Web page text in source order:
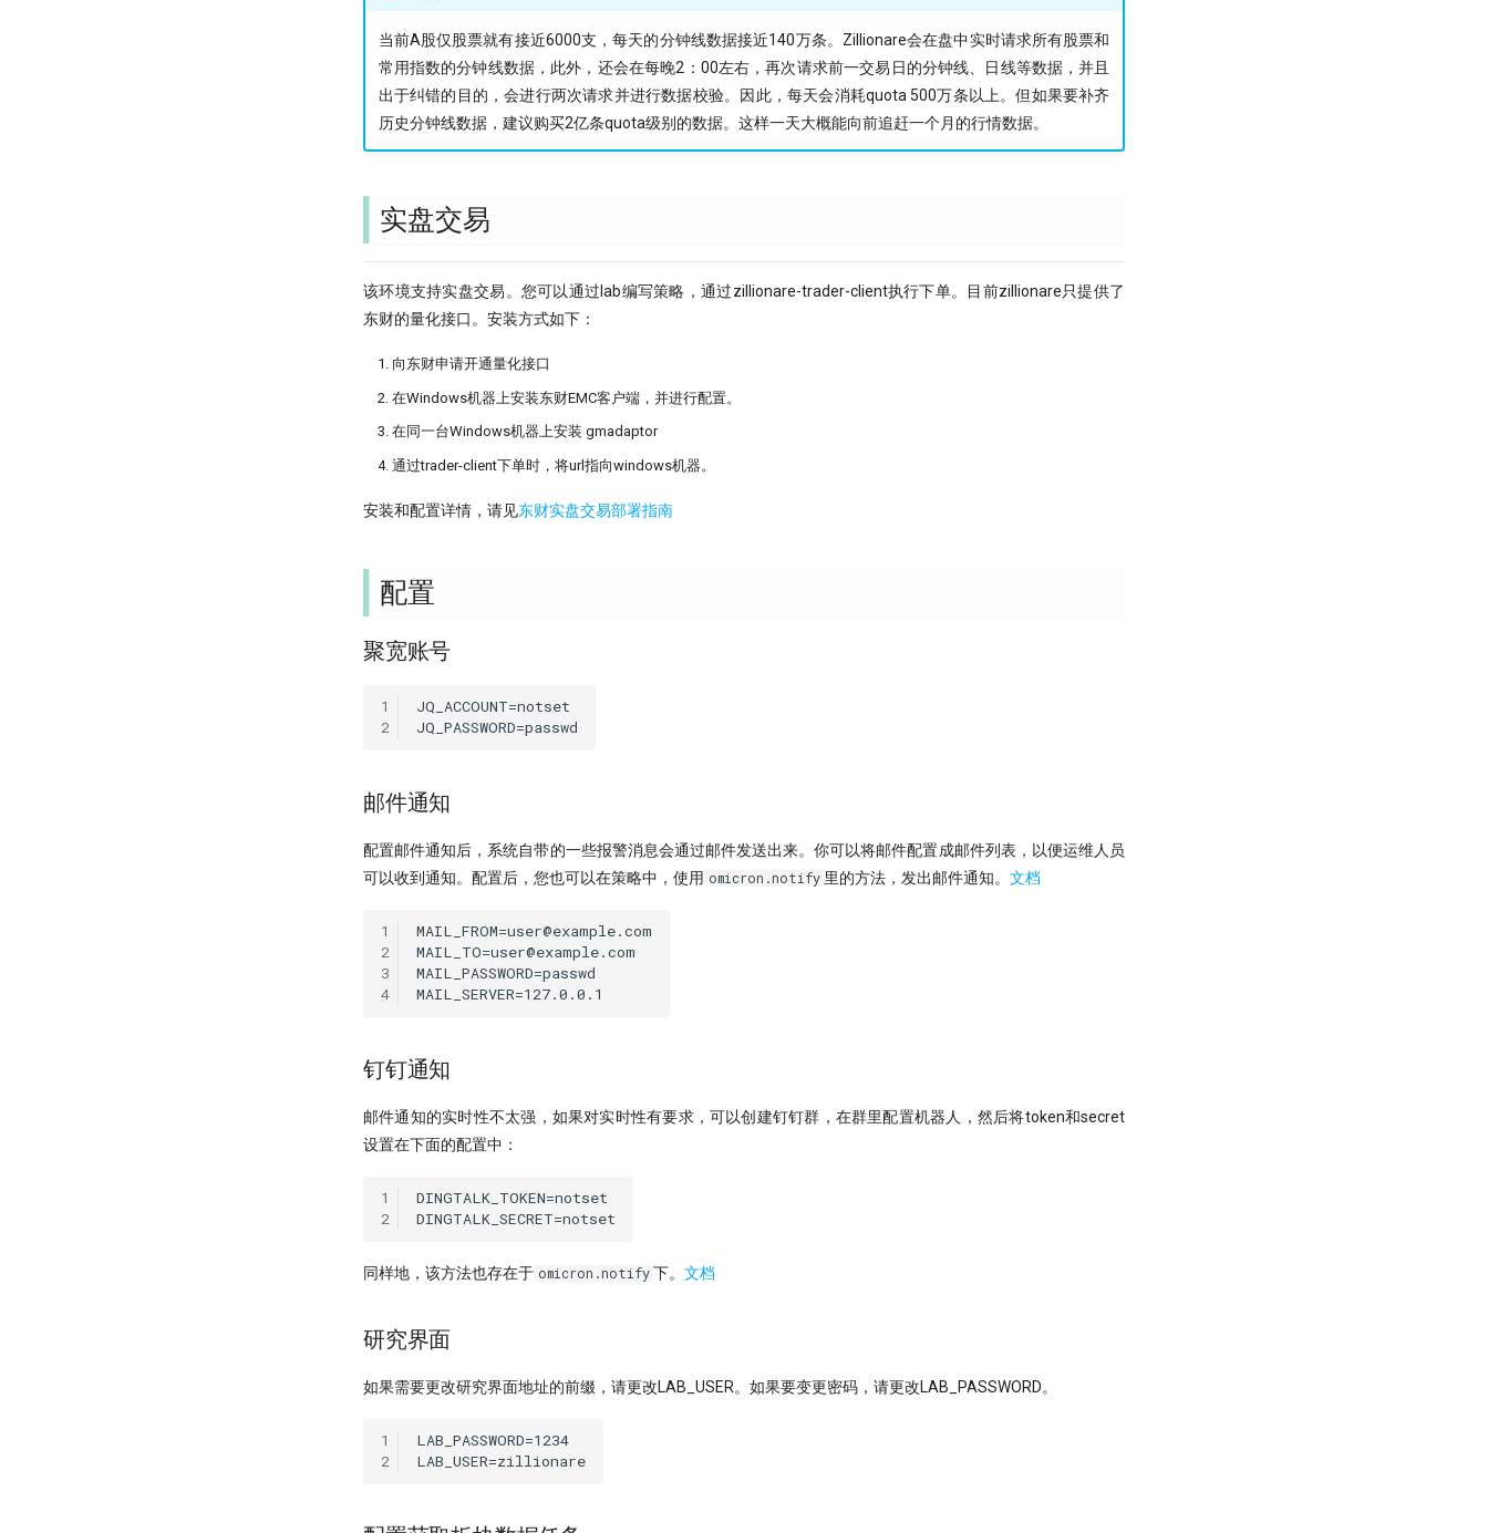
当前A股仅股票就有接近6000支，每天的分钟线数据接近140万条。Zillionare会在盘中实时请求所有股票和
常用指数的分钟线数据，此外，还会在每晚2：00左右，再次请求前一交易日的分钟线、日线等数据，并且
出于纠错的目的，会进行两次请求并进行数据校验。因此，每天会消耗quota 500万条以上。但如果要补齐
历史分钟线数据，建议购买2亿条quota级别的数据。这样一天大概能向前追赶一个月的行情数据。
实盘交易
该环境支持实盘交易。您可以通过lab编写策略，通过zillionare-trader-client执行下单。目前zillionare只提供了
东财的量化接口。安装方式如下：
向东财申请开通量化接口
在Windows机器上安装东财EMC客户端，并进行配置。
在同一台Windows机器上安装 gmadaptor
通过trader-client下单时，将url指向windows机器。
安装和配置详情，请见东财实盘交易部署指南
配置
聚宽账号
1
2
JQ_ACCOUNT=notset
邮件通知
配置邮件通知后，系统自带的一些报警消息会通过邮件发送出来。你可以将邮件配置成邮件列表，以便运维人员
可以收到通知。配置后，您也可以在策略中，使用 omicron.notify 里的方法，发出邮件通知。 文档
1
2
3
4
MAIL_FROM=user@example.com
MAIL_TO=user@example.com
MAIL_PASSWORD=passwd
钉钉通知
邮件通知的实时性不太强，如果对实时性有要求，可以创建钉钉群，在群里配置机器人，然后将token和secret
设置在下面的配置中：
1
2
DINGTALK_TOKEN=notset
同样地，该方法也存在于 omicron.notify 下。 文档
研究界面
如果需要更改研究界面地址的前缀，请更改LAB_USER。如果要变更密码，请更改LAB_PASSWORD。
1
2
LAB_PASSWORD=1234